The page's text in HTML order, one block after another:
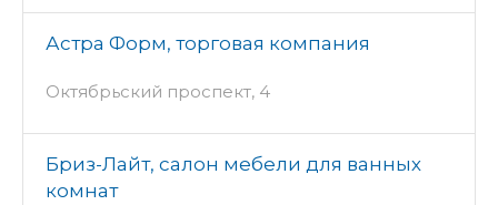
Астра Форм, торговая компания
Октябрьский проспект, 4
Бриз-Лайт, салон мебели для ванных
комнат